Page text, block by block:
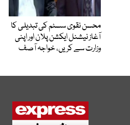
محسن نقوی سسٹم کی تبدیلی کا
آغاز نیشنل ایکشن پلان اور اپنی
وزارت سے کریں، خواجہ آصف